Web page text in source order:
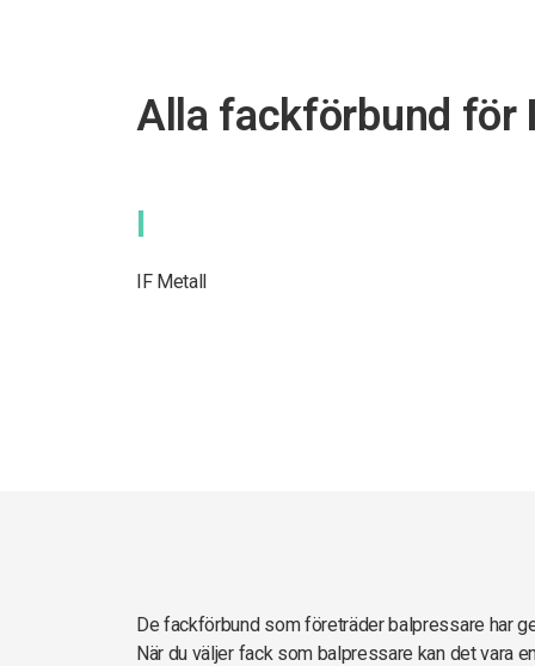
Alla fackförbund för
I
IF Metall
De fackförbund som företräder balpressare har
När du väljer fack som balpressare kan det vara